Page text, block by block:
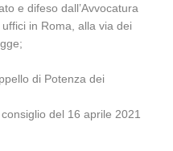
e difeso dall’Avvocatura
in Roma, alla via dei
di Potenza dei
del 16 aprile 2021